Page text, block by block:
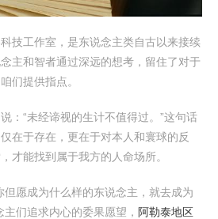
技工作室，是东说念主类自古以来接续
主和智者通过深远的想考，留住了对于
们提供指点。
：“未经谛视的生计不值得过。”这句话
在于存在，更在于对本人和寰球的反
才能找到属于我方的人命场所。
但愿成为什么样的东说念主，就去成为
们追求内心的委果愿望， 阿勒泰地区